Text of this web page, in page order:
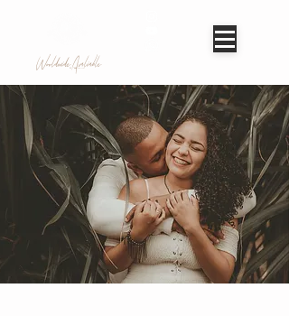
Worldwide Avaliable